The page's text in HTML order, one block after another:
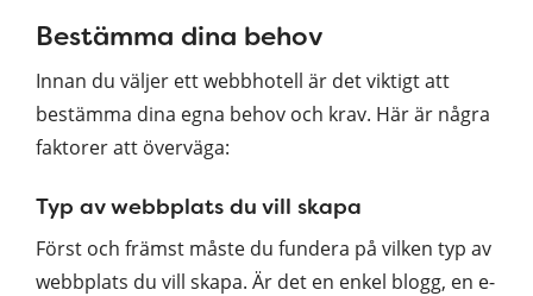
Bestämma dina behov
Innan du väljer ett webbhotell är det viktigt att
bestämma dina egna behov och krav. Här är några
faktorer att överväga:
Typ av webbplats du vill skapa
Först och främst måste du fundera på vilken typ av
webbplats du vill skapa. Är det en enkel blogg, en e-